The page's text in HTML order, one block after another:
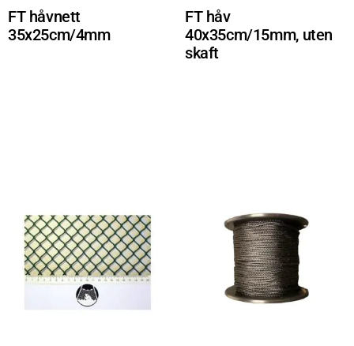
FT håvnett
35x25cm/4mm
FT håv
40x35cm/15mm, uten
skaft